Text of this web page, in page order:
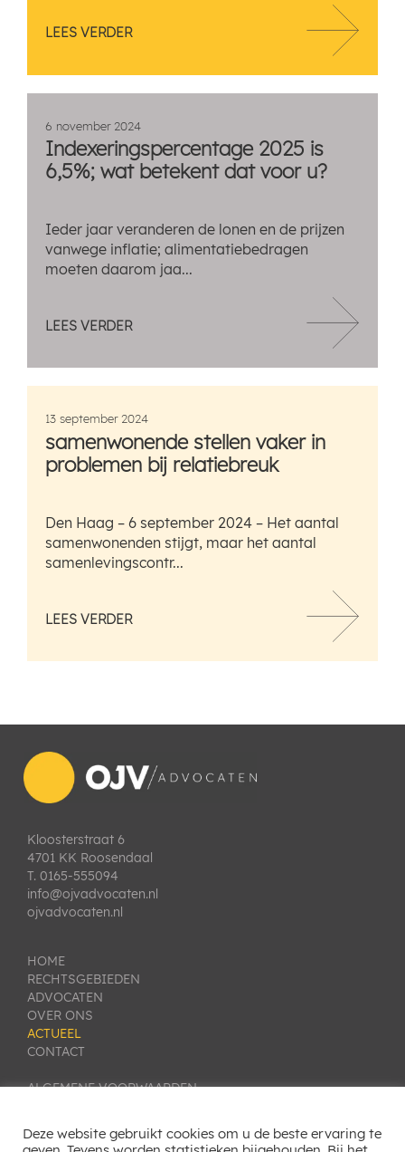
LEES VERDER
6 november 2024
Indexeringspercentage 2025 is
6,5%; wat betekent dat voor u?
Ieder jaar veranderen de lonen en de prijzen
vanwege inflatie; alimentatiebedragen
moeten daarom jaa...
LEES VERDER
13 september 2024
samenwonende stellen vaker in
problemen bij relatiebreuk
Den Haag – 6 september 2024 – Het aantal
samenwonenden stijgt, maar het aantal
samenlevingscontr...
LEES VERDER
Kloosterstraat 6
4701 KK Roosendaal
T. 0165-555094
info@ojvadvocaten.nl
ojvadvocaten.nl
HOME
RECHTSGEBIEDEN
ADVOCATEN
OVER ONS
ACTUEEL
CONTACT
ALGEMENE VOORWAARDEN
COOKIE INSTELLINGEN
Deze website gebruikt cookies om u de beste ervaring te